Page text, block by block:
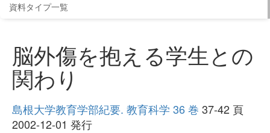
資料タイプ一覧
脳外傷を抱える学生との
関わり
島根大学教育学部紀要. 教育科学 36 巻 37-42 頁
2002-12-01 発行